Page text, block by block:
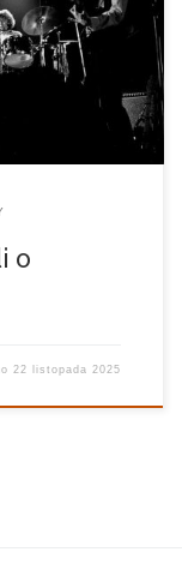
wtedy rozwiązano
dwie dekady
[…]
o
22 listopada 2025